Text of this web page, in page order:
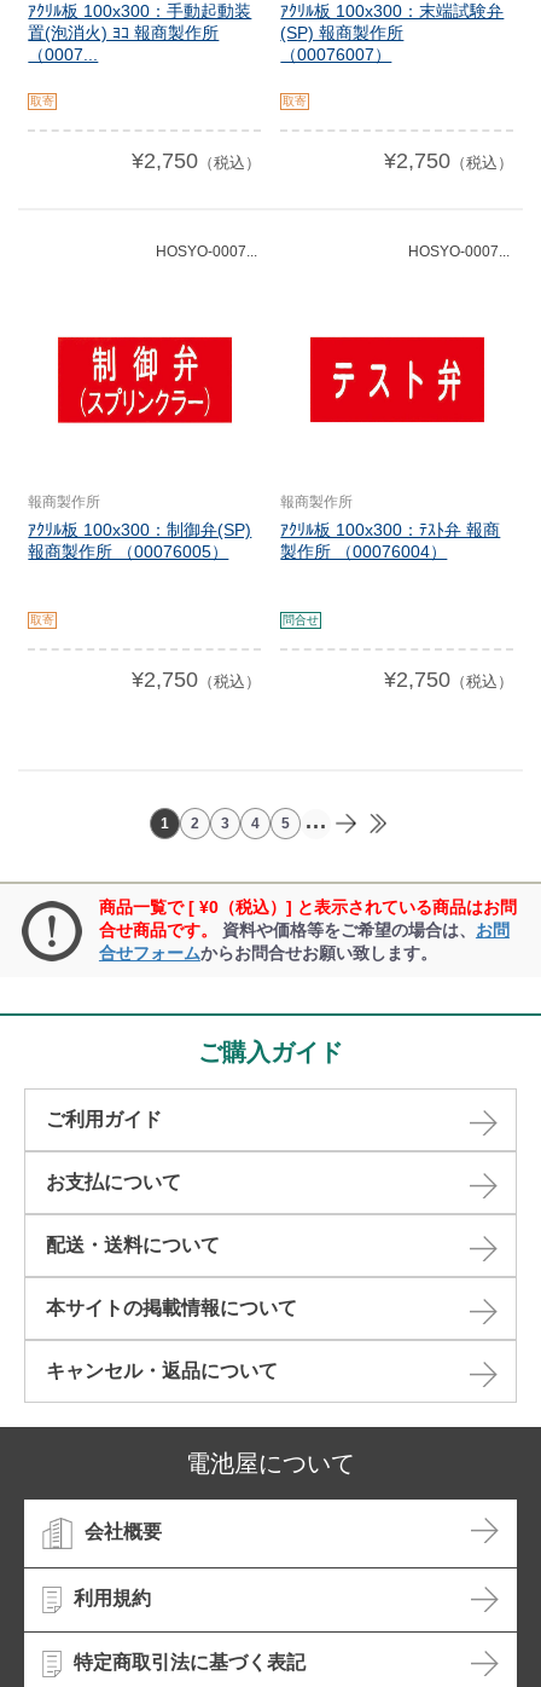
ｱｸﾘﾙ板 100x300：手動起動装
置(泡消火) ﾖｺ 報商製作所
（0007...
取寄
¥2,750（税込）
ｱｸﾘﾙ板 100x300：末端試験弁
(SP) 報商製作所
（00076007）
取寄
¥2,750（税込）
HOSYO-0007...
報商製作所
ｱｸﾘﾙ板 100x300：制御弁(SP)
報商製作所 （00076005）
取寄
¥2,750（税込）
HOSYO-0007...
報商製作所
ｱｸﾘﾙ板 100x300：ﾃｽﾄ弁 報商
製作所 （00076004）
問合せ
¥2,750（税込）
1 2 3 4 5 ...
商品一覧で [ ¥0（税込）] と表示されている商品はお問
合せ商品です。
資料や価格等をご希望の場合は、 お問
合せフォームからお問合せお願い致します。
ご購入ガイド
ご利用ガイド
お支払について
配送・送料について
本サイトの掲載情報について​
キャンセル・返品について​
電池屋について
会社概要
利用規約
特定商取引法に基づく表記